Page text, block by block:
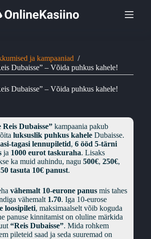
ja kampaaniad /
Dubaisse” – Võida puhkus kahele!
Dubaisse” – Võida puhkus kahele!
Reis Dubaisse” kampaania pakub
luksuslik puhkus kahele Dubaisse.
tagasi lennupiletid, 6 ööd 5-tärni
ja 1000 eurot taskuraha. Lisaks
ka muid auhindu, nagu 500€, 250€,
50 tasuta 10€ panust.
vähemalt 10-eurone panus mis tahes
vähemalt 1.70. Iga 10-eurose
loosipileti, maksimaalselt võib koguda
panuse kinnitamist on oluline märkida
“Reis Dubaisse”. Mida rohkem
pileteid saad ja seda suuremad on